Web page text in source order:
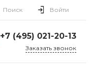
Поиск Войти
+7 (495) 021-20-13
Заказать звонок